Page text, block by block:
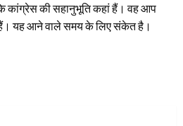
कांग्रेस की सहानुभूति कहां हैं। वह आप
यह आने वाले समय के लिए संकेत है।